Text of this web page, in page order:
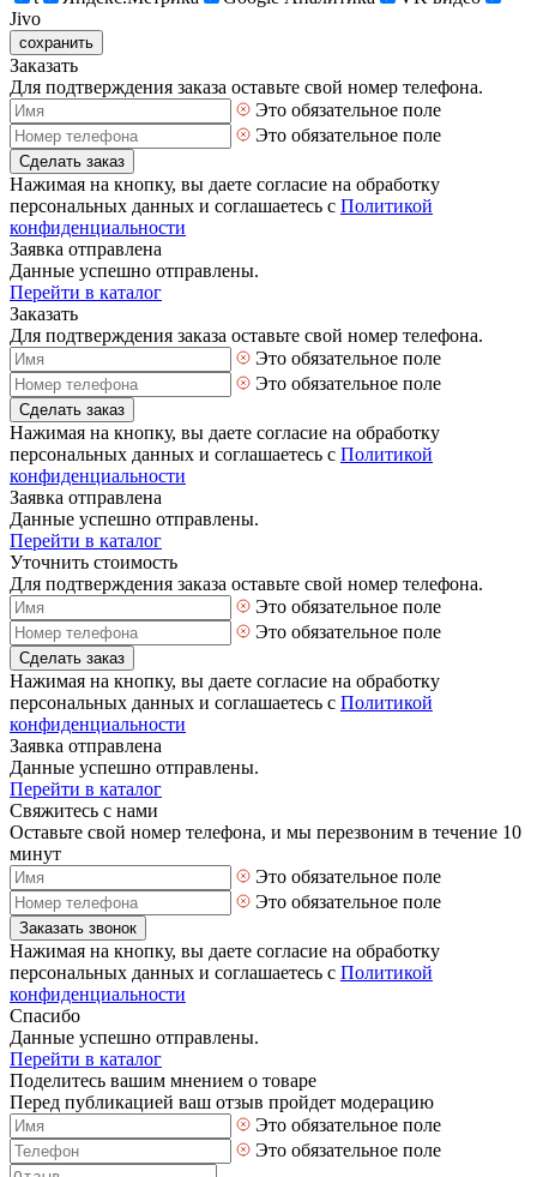
Jivo
сохранить
Заказать
Для подтверждения заказа оставьте свой номер телефона.
Это обязательное поле
Это обязательное поле
Сделать заказ
Нажимая на кнопку, вы даете согласие на обработку
персональных данных и соглашаетесь с Политикой
конфиденциальности
Заявка отправлена
Данные успешно отправлены.
Перейти в каталог
Заказать
Для подтверждения заказа оставьте свой номер телефона.
Это обязательное поле
Это обязательное поле
Сделать заказ
Нажимая на кнопку, вы даете согласие на обработку
персональных данных и соглашаетесь с Политикой
конфиденциальности
Заявка отправлена
Данные успешно отправлены.
Перейти в каталог
Уточнить стоимость
Для подтверждения заказа оставьте свой номер телефона.
Это обязательное поле
Это обязательное поле
Сделать заказ
Нажимая на кнопку, вы даете согласие на обработку
персональных данных и соглашаетесь с Политикой
конфиденциальности
Заявка отправлена
Данные успешно отправлены.
Перейти в каталог
Свяжитесь с нами
Оставьте свой номер телефона, и мы перезвоним в течение 10
минут
Это обязательное поле
Это обязательное поле
Заказать звонок
Нажимая на кнопку, вы даете согласие на обработку
персональных данных и соглашаетесь с Политикой
конфиденциальности
Спасибо
Данные успешно отправлены.
Перейти в каталог
Поделитесь вашим мнением о товаре
Перед публикацией ваш отзыв пройдет модерацию
Это обязательное поле
Это обязательное поле